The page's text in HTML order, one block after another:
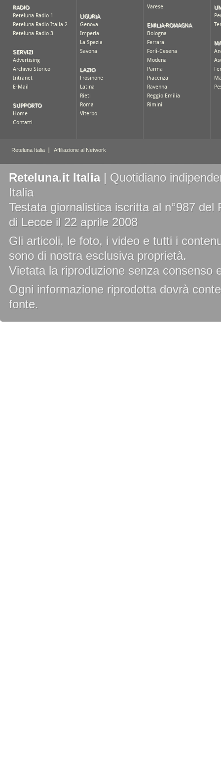
Reteluna.it Italia| Quotidiano
Italia
Testata giornalistica iscritta al n°987
di Lecce il 22 aprile 2008
Gli articoli, le foto, i video e tutti i
sono di nostra esclusiva proprietà.
Vietata la riproduzione senza consenso
Ogni informazione riprodotta dovrà
fonte.